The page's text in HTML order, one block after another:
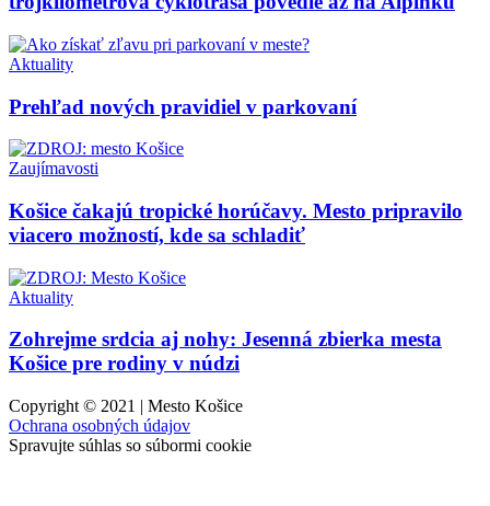
Aktuality
Prehľad nových pravidiel v parkovaní
Zaujímavosti
Košice čakajú tropické horúčavy. Mesto pripravilo
viacero možností, kde sa schladiť
Aktuality
Zohrejme srdcia aj nohy: Jesenná zbierka mesta
Košice pre rodiny v núdzi
Copyright © 2021 | Mesto Košice
Ochrana osobných údajov
Spravujte súhlas so súbormi cookie